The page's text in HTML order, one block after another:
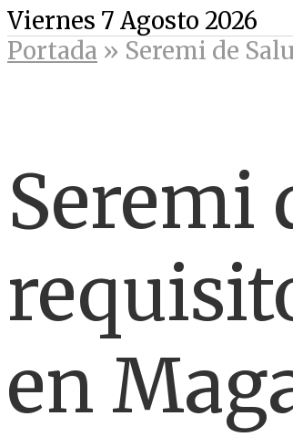
Viernes 7 Agosto 2026
Portada » Seremi de
Seremi
en